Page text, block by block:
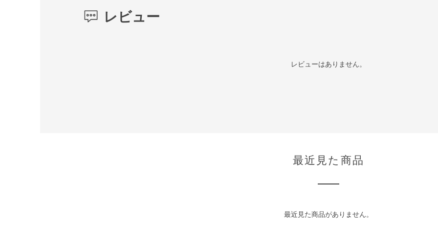
レビュー
レビューはありません。
最近見た商品
最近見た商品がありません。